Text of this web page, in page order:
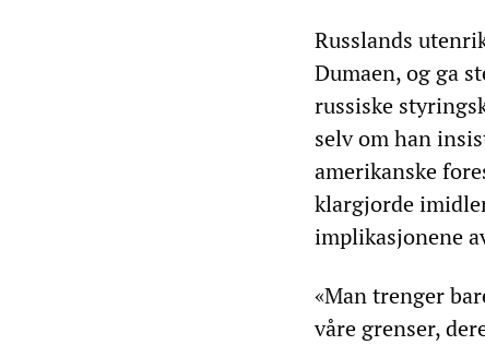
Russlands
Dumaen, og ga
russiske
selv om han
amerikanske
klargjorde
implikasjonene
«Man trenger
våre grenser,